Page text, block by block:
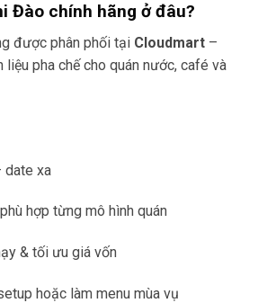
Đào chính hãng ở đâu?
được phân phối tại Cloudmart –
liệu pha chế cho quán nước, café và
date xa
hợp từng mô hình quán
& tối ưu giá vốn
hoặc làm menu mùa vụ